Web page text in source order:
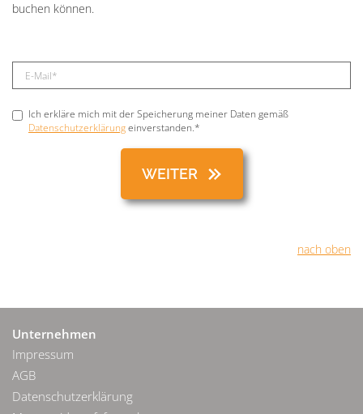
buchen können.
Ich erkläre mich mit der Speicherung meiner Daten gemäß
Datenschutzerklärungeinverstanden.*
nach oben
Unternehmen
Impressum
AGB
Datenschutzerklärung